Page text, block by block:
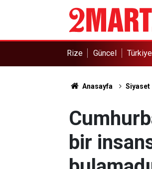
Rize Güncel Türkiye
Anasayfa Siyaset
bir